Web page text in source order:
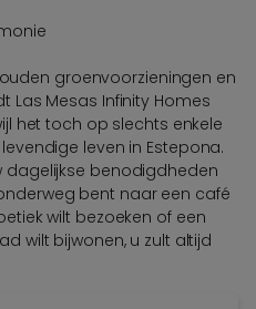
groenvoorzieningen en
Las Mesas Infinity Homes
het toch op slechts enkele
leven in Estepona.
dagelijkse benodigdheden
bent naar een café
wilt bezoeken of een
wilt bijwonen, u zult altijd